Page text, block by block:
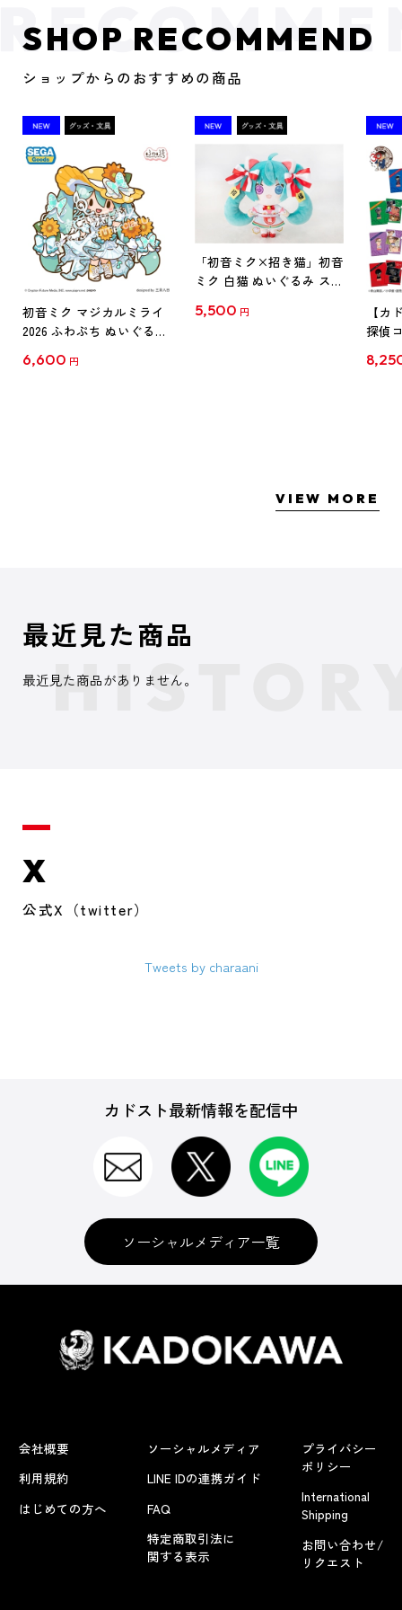
SHOP RECOMMEND
ショップからのおすすめの商品
初音ミク マジカルミライ
2026 ふわぷち ぬいぐるみ
6,600 円
「初音ミク×招き猫」初音
ミク 白猫 ぬいぐるみ スタ
5,500 円
【カ
探偵
クリ
VIEW MORE
最近見た商品
最近見た商品がありません。
X
公式X（twitter）
Tweets by charaani
カドスト最新情報を配信中
ソーシャルメディア一覧
会社概要
利用規約
はじめての方へ
ソーシャルメディア
LINE IDの連携ガイド
FAQ
特定商取引法に
関する表示
プライバシー
ポリシー
International
Shipping
お問い合わせ/
リクエスト